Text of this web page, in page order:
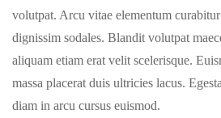
volutpat. Arcu vitae elementum
dignissim sodales. Blandit volutpat
aliquam etiam erat velit scelerisque.
massa placerat duis ultricies lacus.
diam in arcu cursus euismod.